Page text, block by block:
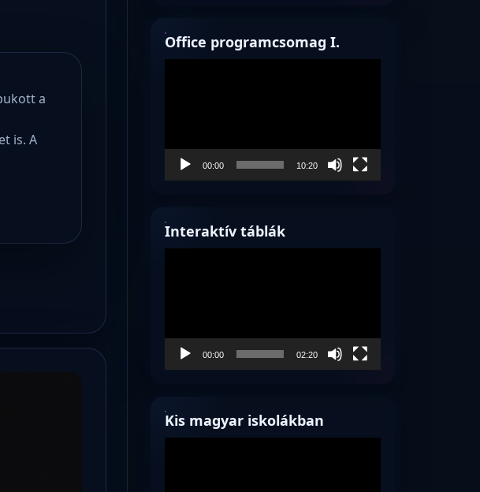
a
is. A
Office programcsomag I.
00:00 10:20
Interaktív táblák
00:00 02:20
Kis magyar iskolákban